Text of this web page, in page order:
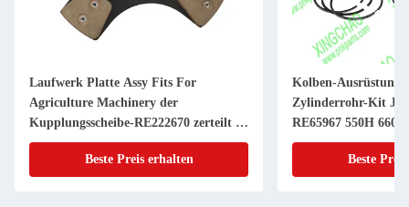
Laufwerk Platte Assy Fits For
Agriculture Machinery der
Kupplungsscheibe-RE222670 zerteilt 11
Zoll 20 KEIL
Beste Preis erhalten
Kolben-Ausrüstung
Zylinderrohr-Kit JDs
RE65967 550H 6603
Powerthch Turbo
Beste